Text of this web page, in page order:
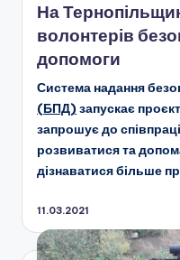
На
волонтерів
допомоги
Система надання
(БПД) запускає
запрошує до
розвиватися та
дізнаватися більше
11.03.2021